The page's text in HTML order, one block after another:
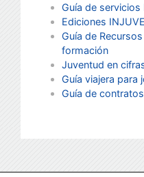
Guía de servicios
Ediciones INJUVE
Guía de
formación
Juventud en
Guía viajera para
Guía de